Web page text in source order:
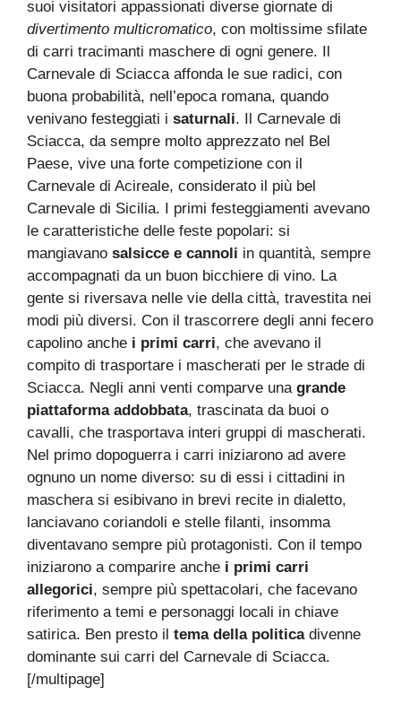
suoi visitatori appassionati diverse giornate di
divertimento multicromatico, con moltissime sfilate
di carri tracimanti maschere di ogni genere. Il
Carnevale di Sciacca affonda le sue radici, con
buona probabilità, nell’epoca romana, quando
venivano festeggiati i saturnali. Il Carnevale di
Sciacca, da sempre molto apprezzato nel Bel
Paese, vive una forte competizione con il
Carnevale di Acireale, considerato il più bel
Carnevale di Sicilia. I primi festeggiamenti avevano
le caratteristiche delle feste popolari: si
mangiavano salsicce e cannoli in quantità, sempre
accompagnati da un buon bicchiere di vino. La
gente si riversava nelle vie della città, travestita nei
modi più diversi. Con il trascorrere degli anni fecero
capolino anche i primi carri, che avevano il
compito di trasportare i mascherati per le strade di
Sciacca. Negli anni venti comparve una grande
piattaforma addobbata, trascinata da buoi o
cavalli, che trasportava interi gruppi di mascherati.
Nel primo dopoguerra i carri iniziarono ad avere
ognuno un nome diverso: su di essi i cittadini in
maschera si esibivano in brevi recite in dialetto,
lanciavano coriandoli e stelle filanti, insomma
diventavano sempre più protagonisti. Con il tempo
iniziarono a comparire anche i primi carri
allegorici, sempre più spettacolari, che facevano
riferimento a temi e personaggi locali in chiave
satirica. Ben presto il tema della politicadivenne
dominante sui carri del Carnevale di Sciacca.
[/multipage]